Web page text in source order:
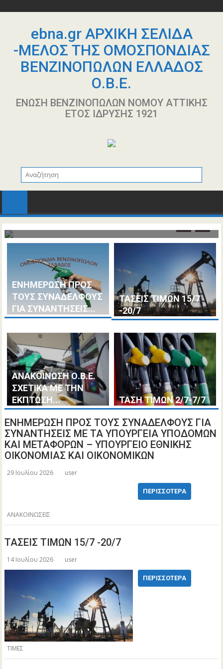
περιεχόμενοebna.gr ΑΡΧΙΚΗ ΣΕΛΙΔΑ
-ΜΕΛΟΣ ΤΗΣ ΟΜΟΣΠΟΝΔΙΑΣ
ΒΕΝΖΙΝΟΠΩΛΩΝ ΕΛΛΑΔΟΣ
Ο.Β.Ε.
ΕΝΩΣΗ ΒΕΝΖΙΝΟΠΩΛΩΝ ΝΟΜΟΥ ΑΤΤΙΚΗΣ
ΕΤΟΣ ΙΔΡΥΣΗΣ 1921
14 Ιουλίου 2026
ΑΝΑΚΟΙΝΩΣΗ Ο.Β.Ε. ΣΧΕΤΙΚΑ ΜΕ ΤΗΝ
ΚΙΝΗΣΗΣ ΚΑΙ ΒΕΝΖΙΝΗ
ΕΝΗΜΕΡΩΣΗ ΠΡΟΣ
ΤΟΥΣ ΣΥΝΑΔΕΛΦΟΥΣ
ΓΙΑ ΣΥΝΑΝΤΗΣΕΙΣ...
ΤΑΣΕΙΣ ΤΙΜΩΝ 15/7
-20/7
ΑΝΑΚΟΙΝΩΣΗ Ο.Β.Ε.
ΣΧΕΤΙΚΑ ΜΕ ΤΗΝ
ΕΚΠΤΩΣΗ...
ΤΑΣΗ ΤΙΜΩΝ 2/7-7/7
ΕΝΗΜΕΡΩΣΗ ΠΡΟΣ ΤΟΥΣ ΣΥΝΑΔΕΛΦΟΥΣ ΓΙΑ
ΣΥΝΑΝΤΗΣΕΙΣ ΜΕ ΤΑ ΥΠΟΥΡΓΕΙΑ ΥΠΟΔΟΜΩΝ
ΚΑΙ ΜΕΤΑΦΟΡΩΝ – ΥΠΟΥΡΓΕΙΟ ΕΘΝΙΚΗΣ
ΟΙΚΟΝΟΜΙΑΣ ΚΑΙ ΟΙΚΟΝΟΜΙΚΩΝ
29 Ιουλίου 2026 user
ΠΕΡΙΣΣΌΤΕΡΑ
ΑΝΑΚΟΙΝΩΣΕΙΣ
ΤΑΣΕΙΣ ΤΙΜΩΝ 15/7 -20/7
14 Ιουλίου 2026 user
ΠΕΡΙΣΣΌΤΕΡΑ
ΤΙΜΕΣ